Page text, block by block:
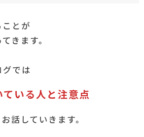
とが
きます。
では
いる人と注意点
話していきます。